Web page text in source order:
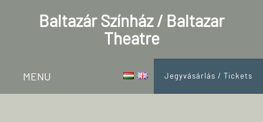
Baltazár Színház / Baltazar
Theatre
MENU Jegyvásárlás / Tickets